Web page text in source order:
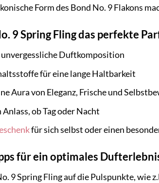
Form des Bond No. 9 Flakons
9 Spring Fling das perfekte
Duftkomposition
für eine lange Haltbarkeit
Aura von Eleganz, Frische und
ob Tag oder Nacht
für sich selbst oder einen
für ein optimales
9 Spring Fling auf die Pulspunkte, wie